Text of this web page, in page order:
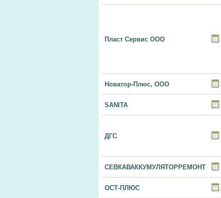
Пласт Сервис ООО
Новатор-Плюс, ООО
SANITA
ДГС
СЕВКАВАККУМУЛЯТОРРЕМОНТ
ОСТ-ПЛЮС